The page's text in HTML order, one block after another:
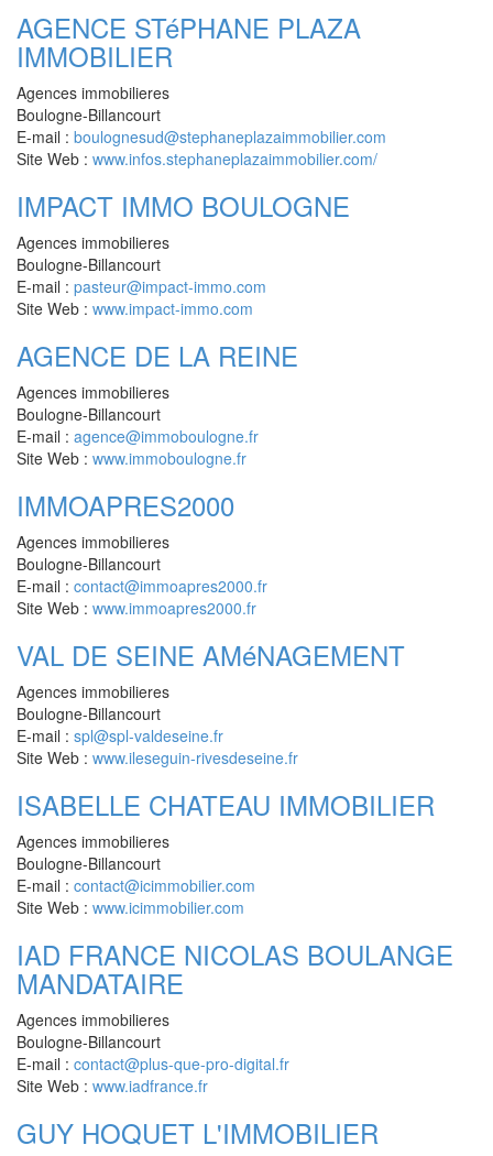
AGENCE STéPHANE PLAZA
IMMOBILIER
Agences immobilieres
Boulogne-Billancourt
E-mail : boulognesud@stephaneplazaimmobilier.com
Site Web : www.infos.stephaneplazaimmobilier.com/
IMPACT IMMO BOULOGNE
Agences immobilieres
Boulogne-Billancourt
E-mail : pasteur@impact-immo.com
Site Web : www.impact-immo.com
AGENCE DE LA REINE
Agences immobilieres
Boulogne-Billancourt
E-mail : agence@immoboulogne.fr
Site Web : www.immoboulogne.fr
IMMOAPRES2000
Agences immobilieres
Boulogne-Billancourt
E-mail : contact@immoapres2000.fr
Site Web : www.immoapres2000.fr
VAL DE SEINE AMéNAGEMENT
Agences immobilieres
Boulogne-Billancourt
E-mail : spl@spl-valdeseine.fr
Site Web : www.ileseguin-rivesdeseine.fr
ISABELLE CHATEAU IMMOBILIER
Agences immobilieres
Boulogne-Billancourt
E-mail : contact@icimmobilier.com
Site Web : www.icimmobilier.com
IAD FRANCE NICOLAS BOULANGE
MANDATAIRE
Agences immobilieres
Boulogne-Billancourt
E-mail : contact@plus-que-pro-digital.fr
Site Web : www.iadfrance.fr
GUY HOQUET L'IMMOBILIER